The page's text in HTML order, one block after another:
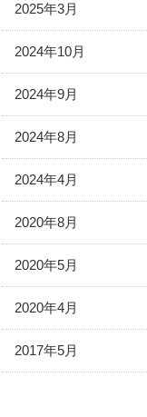
2025年3月
2024年10月
2024年9月
2024年8月
2024年4月
2020年8月
2020年5月
2020年4月
2017年5月